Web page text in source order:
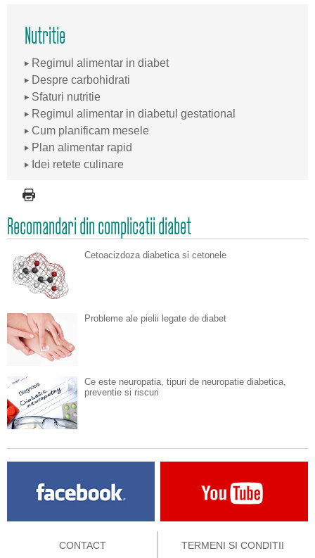
Nutritie
Regimul alimentar in diabet
Despre carbohidrati
Sfaturi nutritie
Regimul alimentar in diabetul gestational
Cum planificam mesele
Plan alimentar rapid
Idei retete culinare
Recomandari din complicatii diabet
Cetoacizdoza diabetica si cetonele
Probleme ale pielii legate de diabet
Ce este neuropatia, tipuri de neuropatie diabetica,
preventie si riscuri
CONTACT TERMENI SI CONDITII